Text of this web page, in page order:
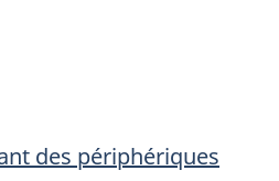
des périphériques